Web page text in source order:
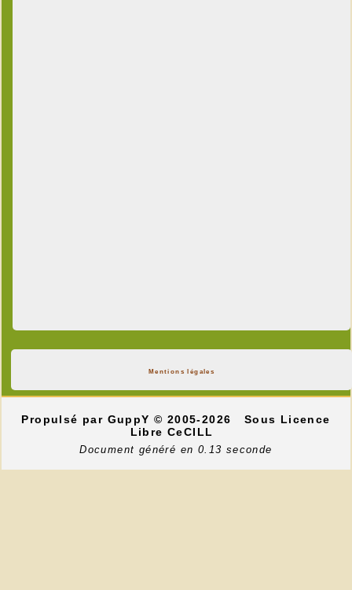
Mentions légales
Propulsé par GuppY© 2005-2026
Sous Licence
Libre CeCILL
Document généré en 0.13 seconde